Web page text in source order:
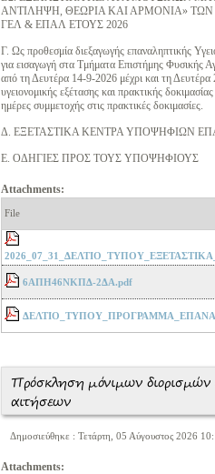
ΑΝΤΙΛΗΨΗ, ΘΕΩΡΙΑ ΚΑΙ ΑΡΜΟΝΙΑ»
ΓΕΛ & ΕΠΑΛ ΕΤΟΥΣ 2026
Γ. Ως προθεσμία διεξαγωγής επαναληπτικής
για εισαγωγή στα Τμήματα Επιστήμης
από τη Δευτέρα 14-9-2026 μέχρι και τη
υγειονομικής εξέτασης και πρακτικής
ημέρες συμμετοχής στις πρακτικές δοκιμασίες.
Δ. ΕΞΕΤΑΣΤΙΚΑ ΚΕΝΤΡΑ ΥΠΟΨΗΦΙΩΝ
Ε. ΟΔΗΓΙΕΣ ΠΡΟΣ ΤΟΥΣ ΥΠΟΨΗΦΙΟΥΣ
Attachments:
File
6ΑΠΗ46ΝΚΠΔ-2ΔΑ.pdf
Πρόσκληση μόνιμων
αιτήσεων
Δημοσιεύθηκε : Τετάρτη, 05 Αύγουστος 2026
Attachments: